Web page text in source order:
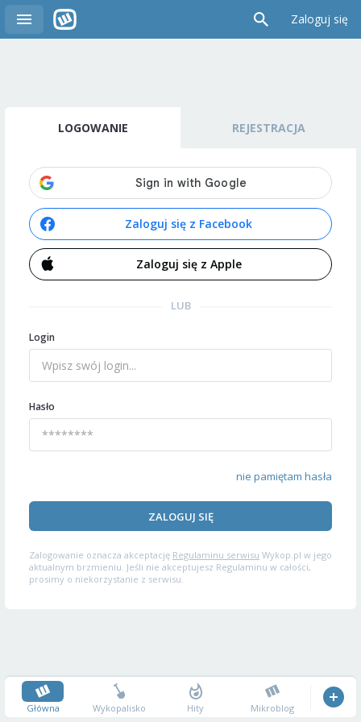
Zaloguj się
LOGOWANIE REJESTRACJA
Zaloguj się z Facebook
Zaloguj się z Apple
LUB
Login
Hasło
nie pamiętam hasła
ZALOGUJ SIĘ
Zalogowanie oznacza akceptację Regulaminu serwisu Wykop.pl w jego
aktualnym brzmieniu. Jeśli nie akceptujesz Regulaminu w całości,
prosimy o niekorzystanie z serwisu.
Główna Wykopalisko Hity Mikroblog